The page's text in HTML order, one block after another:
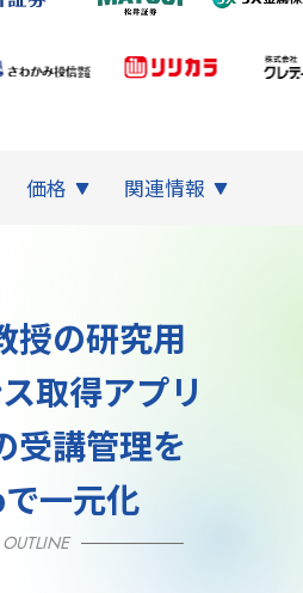
価格 関連情報
授の研究用
取得アプリ
受講管理を
一元化
OUTLINE